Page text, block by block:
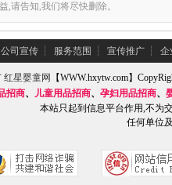
,请告知,我们将尽快删除。
公司宣传 ┆ 服务范围 ┆ 宣传推广 ┆ 企
红星婴童网
【WWW.hxytw.com】
招商、 儿童用品招商、 孕妇用品招商、
本站只起到信息平台作用,不为
任何单位